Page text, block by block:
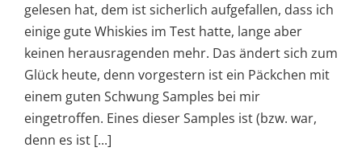
gelesen hat, dem ist sicherlich aufgefallen, dass ich
einige gute Whiskies im Test hatte, lange aber
keinen herausragenden mehr. Das ändert sich zum
Glück heute, denn vorgestern ist ein Päckchen mit
einem guten Schwung Samples bei mir
eingetroffen. Eines dieser Samples ist (bzw. war,
denn es ist [...]